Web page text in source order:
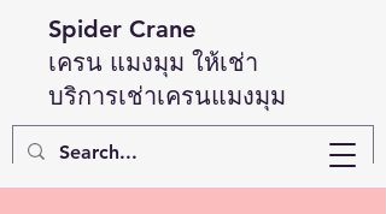
Spider Crane
เครน แมงมุม ให้เช่า
บริการเช่าเครนแมงมุม